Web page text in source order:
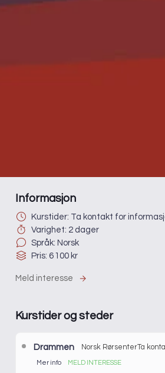
Kurstider og steder
Drammen Norsk Rørsenter Ta
Mer info MELD INTERESSE
Informasjon
Kurstider: Ta kontakt for
Varighet: 2 dager
Språk: Norsk
Pris: 6 100 kr
Meld interesse